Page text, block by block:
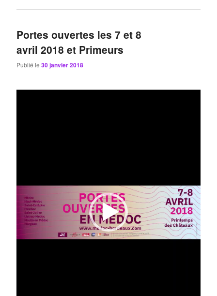
Portes ouvertes les 7 et 8
avril 2018 et Primeurs
Publié le30 janvier 2018